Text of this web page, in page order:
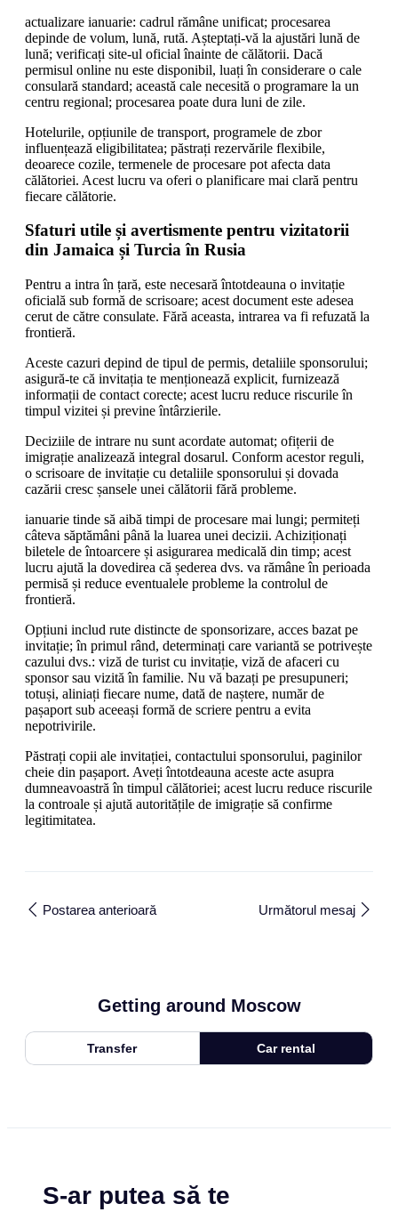
actualizare ianuarie: cadrul rămâne unificat; procesarea
depinde de volum, lună, rută. Așteptați-vă la ajustări lună de
lună; verificați site-ul oficial înainte de călătorii. Dacă
permisul online nu este disponibil, luați în considerare o cale
consulară standard; această cale necesită o programare la un
centru regional; procesarea poate dura luni de zile.
Hotelurile, opțiunile de transport, programele de zbor
influențează eligibilitatea; păstrați rezervările flexibile,
deoarece cozile, termenele de procesare pot afecta data
călătoriei. Acest lucru va oferi o planificare mai clară pentru
fiecare călătorie.
Sfaturi utile și avertismente pentru vizitatorii
din Jamaica și Turcia în Rusia
Pentru a intra în țară, este necesară întotdeauna o invitație
oficială sub formă de scrisoare; acest document este adesea
cerut de către consulate. Fără aceasta, intrarea va fi refuzată la
frontieră.
Aceste cazuri depind de tipul de permis, detaliile sponsorului;
asigură-te că invitația te menționează explicit, furnizează
informații de contact corecte; acest lucru reduce riscurile în
timpul vizitei și previne întârzierile.
Deciziile de intrare nu sunt acordate automat; ofițerii de
imigrație analizează integral dosarul. Conform acestor reguli,
o scrisoare de invitație cu detaliile sponsorului și dovada
cazării cresc șansele unei călătorii fără probleme.
ianuarie tinde să aibă timpi de procesare mai lungi; permiteți
câteva săptămâni până la luarea unei decizii. Achiziționați
biletele de întoarcere și asigurarea medicală din timp; acest
lucru ajută la dovedirea că șederea dvs. va rămâne în perioada
permisă și reduce eventualele probleme la controlul de
frontieră.
Opțiuni includ rute distincte de sponsorizare, acces bazat pe
invitație; în primul rând, determinați care variantă se potrivește
cazului dvs.: viză de turist cu invitație, viză de afaceri cu
sponsor sau vizită în familie. Nu vă bazați pe presupuneri;
totuși, aliniați fiecare nume, dată de naștere, număr de
pașaport sub aceeași formă de scriere pentru a evita
nepotrivirile.
Păstrați copii ale invitației, contactului sponsorului, paginilor
cheie din pașaport. Aveți întotdeauna aceste acte asupra
dumneavoastră în timpul călătoriei; acest lucru reduce riscurile
la controale și ajută autoritățile de imigrație să confirme
legitimitatea.
Postarea anterioară Următorul mesaj
Getting around Moscow
Transfer Car rental
S-ar putea să te